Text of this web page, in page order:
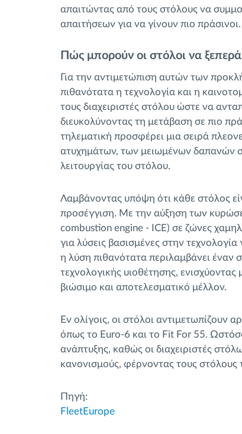
απαιτώντας από τους στόλους να
απαιτήσεων για να γίνουν πιο πράσινοι.
Πώς μπορούν οι στόλοι να
Για την αντιμετώπιση αυτών των
πιθανότατα η τεχνολογία και η
τους διαχειριστές στόλου ώστε να
διευκολύνοντας τη μετάβαση σε πιο
τηλεματική προσφέρει μια σειρά
ατυχημάτων, των μειωμένων δαπανών
λειτουργίας του στόλου.
Λαμβάνοντας υπόψη ότι κάθε στόλος
προσέγγιση. Με την αύξηση των
combustion engine - ICE) σε ζώνες
για λύσεις βασισμένες στην
η λύση πιθανότατα περιλαμβάνει
τεχνολογικής υιοθέτησης,
βιώσιμο και αποτελεσματικό μέλλον.
Εν ολίγοις, οι στόλοι αντιμετωπίζουν
όπως το Euro-6 και το Fit For 55.
ανάπτυξης, καθώς οι διαχειριστές
κανονισμούς, φέρνοντας τους στόλους
Πηγή:
FleetEurope